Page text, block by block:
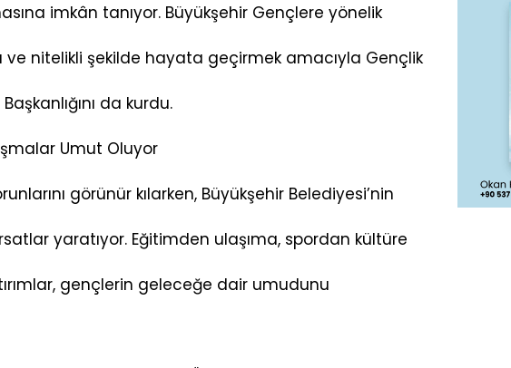
imkân tanıyor. Büyükşehir Gençlere yönelik
ve nitelikli şekilde hayata geçirmek amacıyla Gençlik
da kurdu.
Umut Oluyor
görünür kılarken, Büyükşehir Belediyesi’nin
yaratıyor. Eğitimden ulaşıma, spordan kültüre
gençlerin geleceğe dair umudunu